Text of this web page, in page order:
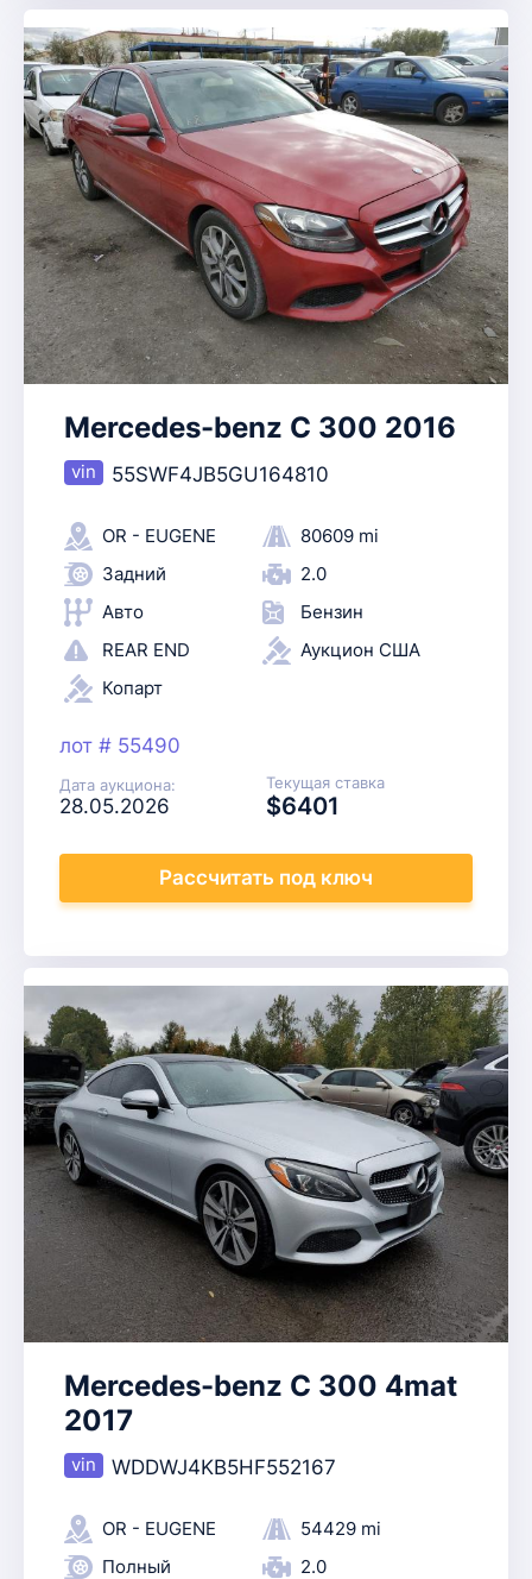
Mercedes-benz C 300 2016
55SWF4JB5GU164810
OR - EUGENE
80609 mi
Задний
2.0
Авто
Бензин
REAR END
Аукцион США
Копарт
лот # 55490
Дата аукциона:
28.05.2026
Текущая ставка
$6401
Рассчитать под ключ
Mercedes-benz C 300 4mat
2017
WDDWJ4KB5HF552167
OR - EUGENE
54429 mi
Полный
2.0